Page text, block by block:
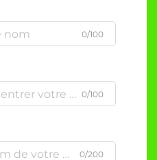
0/100
0/100
0/200